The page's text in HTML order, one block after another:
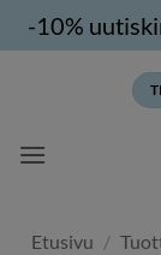
-10%
Etusivu /